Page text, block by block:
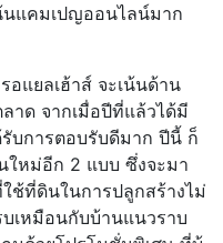
นแคมเปญออนไลน์มาก
แยลเฮ้าส์ จะเน้นด้าน
าด จากเมื่อปีที่แล้วได้มี
บการตอบรับดีมาก ปีนี้ ก็
ใหม่อีก 2 แบบ ซึ่งจะมา
ช้ที่ดินในการปลูกสร้างไม่
เหมือนกับบ้านแนวราบ